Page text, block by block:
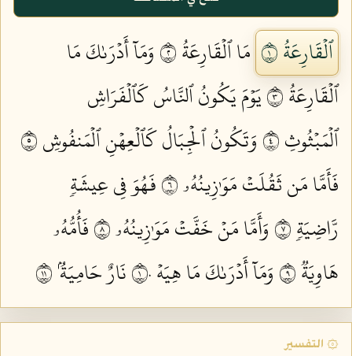
ٱلۡقَارِعَةُ ١ مَا ٱلۡقَارِعَةُ ٢
وَمَآ أَدۡرَىٰكَ مَا
ٱلۡقَارِعَةُ ٣
يَوۡمَ يَكُونُ ٱلنَّاسُ كَٱلۡفَرَاشِ
ٱلۡمَبۡثُوثِ ٤
وَتَكُونُ ٱلۡجِبَالُ كَٱلۡعِهۡنِ ٱلۡمَنفُوشِ ٥
فَأَمَّا مَن ثَقُلَتۡ مَوَٰزِينُهُۥ ٦
فَهُوَ فِي عِيشَةٖ
رَّاضِيَةٖ ٧
وَأَمَّا مَنۡ خَفَّتۡ مَوَٰزِينُهُۥ ٨
فَأُمُّهُۥ
هَاوِيَةٞ ٩
وَمَآ أَدۡرَىٰكَ مَا هِيَهۡ ١٠ نَارٌ حَامِيَةُۢ ١١
۞ التفسير